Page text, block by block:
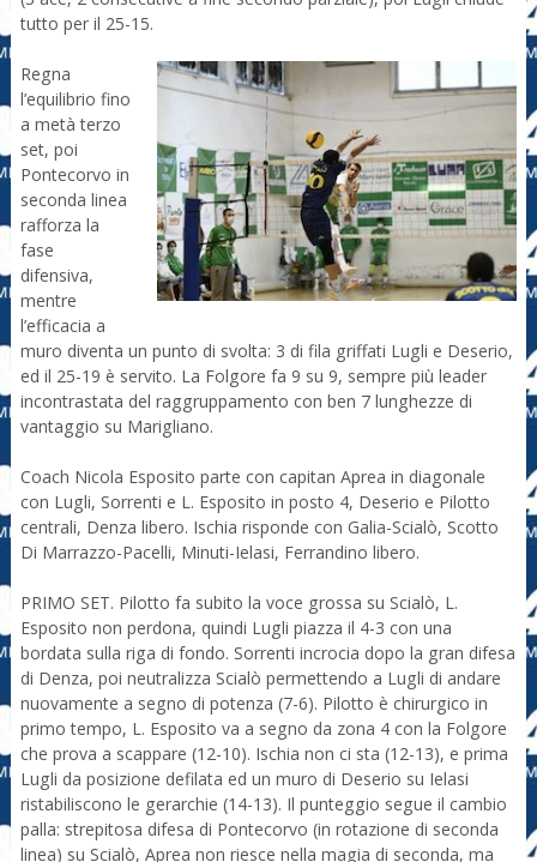
tutto per il 25-15.
Regna
l’equilibrio fino
a metà terzo
set, poi
Pontecorvo in
seconda linea
rafforza la
fase
difensiva,
mentre
l’efficacia a
muro diventa un punto di svolta: 3 di fila griffati Lugli e Deserio,
ed il 25-19 è servito. La Folgore fa 9 su 9, sempre più leader
incontrastata del raggruppamento con ben 7 lunghezze di
vantaggio su Marigliano.
Coach Nicola Esposito parte con capitan Aprea in diagonale
con Lugli, Sorrenti e L. Esposito in posto 4, Deserio e Pilotto
centrali, Denza libero. Ischia risponde con Galia-Scialò, Scotto
Di Marrazzo-Pacelli, Minuti-Ielasi, Ferrandino libero.
PRIMO SET. Pilotto fa subito la voce grossa su Scialò, L.
Esposito non perdona, quindi Lugli piazza il 4-3 con una
bordata sulla riga di fondo. Sorrenti incrocia dopo la gran difesa
di Denza, poi neutralizza Scialò permettendo a Lugli di andare
nuovamente a segno di potenza (7-6). Pilotto è chirurgico in
primo tempo, L. Esposito va a segno da zona 4 con la Folgore
che prova a scappare (12-10). Ischia non ci sta (12-13), e prima
Lugli da posizione defilata ed un muro di Deserio su Ielasi
ristabiliscono le gerarchie (14-13). Il punteggio segue il cambio
palla: strepitosa difesa di Pontecorvo (in rotazione di seconda
linea) su Scialò, Aprea non riesce nella magia di seconda, ma